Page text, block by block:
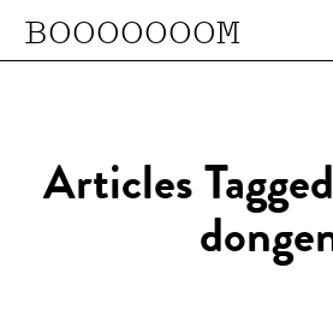
BOOOOOOOM
Articles